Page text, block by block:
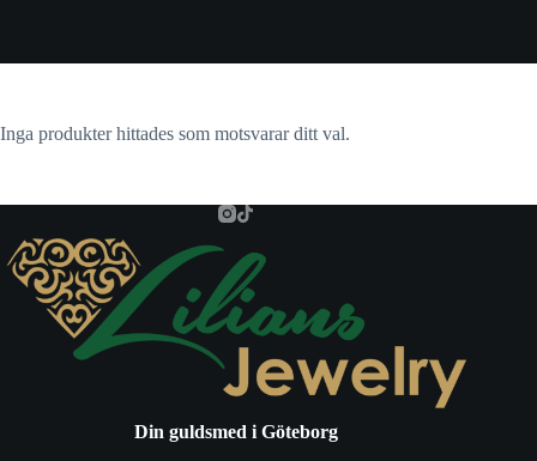
Inga produkter hittades som motsvarar ditt val.
Din guldsmed i Göteborg